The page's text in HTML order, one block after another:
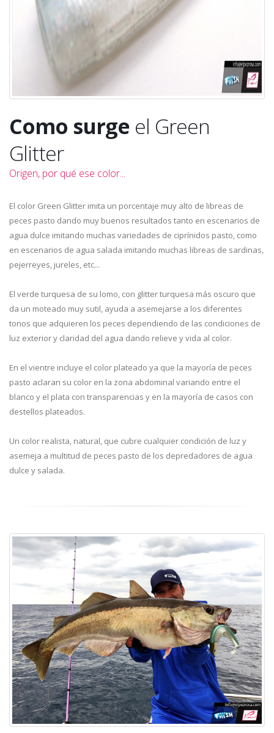
Como surge el Green
Glitter
Origen, por qué ese color...
El color Green Glitter imita un porcentaje muy alto de libreas de
peces pasto dando muy buenos resultados tanto en escenarios de
agua dulce imitando muchas variedades de ciprínidos pasto, como
en escenarios de agua salada imitando muchas libreas de sardinas,
pejerreyes, jureles, etc...
El verde turquesa de su lomo, con glitter turquesa más oscuro que
da un moteado muy sutil, ayuda a asemejarse a los diferentes
tonos que adquieren los peces dependiendo de las condiciones de
luz exterior y claridad del agua dando relieve y vida al color.
En el vientre incluye el color plateado ya que la mayoría de peces
pasto aclaran su color en la zona abdominal variando entre el
blanco y el plata con transparencias y en la mayoría de casos con
destellos plateados.
Un color realista, natural, que cubre cualquier condición de luz y
asemeja a multitud de peces pasto de los depredadores de agua
dulce y salada.